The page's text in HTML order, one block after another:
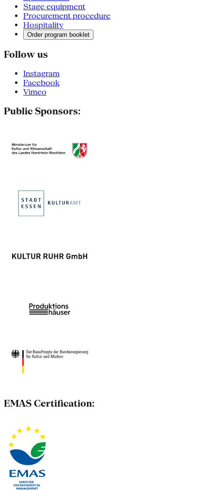
Stage equipment
Procurement procedure
Hospitality
Order program booklet
Follow us
Instagram
Facebook
Vimeo
Public Sponsors:
EMAS Certification: